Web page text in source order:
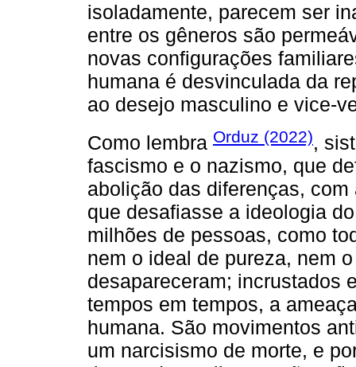
isoladamente, parecem ser
entre os gêneros são
novas configurações
humana é desvinculada da
ao desejo masculino e vice-
Como lembra Orduz (2022),
fascismo e o nazismo, que
abolição das diferenças,
que desafiasse a ideologia
milhões de pessoas, como
nem o ideal de pureza, nem
desapareceram; incrustados
tempos em tempos, a
humana. São movimentos
um narcisismo de morte, e